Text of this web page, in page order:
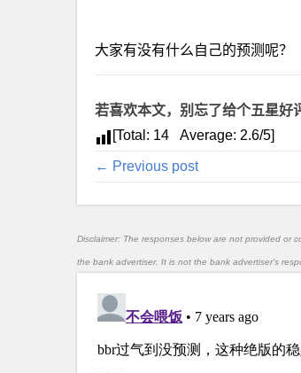
大家有没有什么自己的预测呢？
若喜欢本文，别忘了给个五星好
[Total: 14 Average: 2.6/5]
← Previous post
Disclaimer: The responses below are not provided or
the bank advertiser. It is not the bank advertiser's